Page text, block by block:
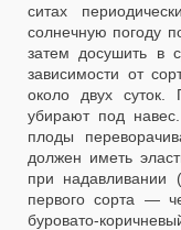
ситах
солнечную погоду
затем досушить в
зависимости от
около двух
убирают под
плоды
должен иметь
при надавливании
первого сорта —
буровато-